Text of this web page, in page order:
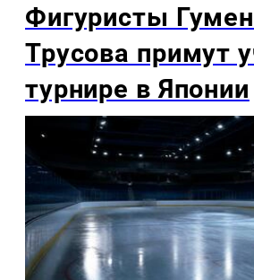
Фигуристы
Трусова примут
турнире в Японии